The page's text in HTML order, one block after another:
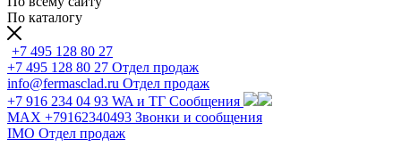
По каталогу
+7 495 128 80 27
+7 495 128 80 27 Отдел продаж
info@fermasclad.ru Отдел продаж
+7 916 234 04 93 WA и ТГ Сообщения
MAX +79162340493 Звонки и сообщения
IMO Отдел продаж